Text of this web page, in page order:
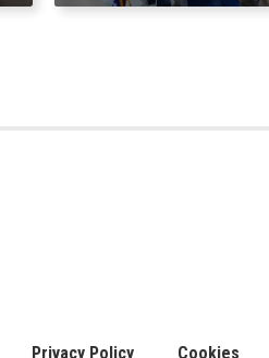
Privacy Policy Cookies